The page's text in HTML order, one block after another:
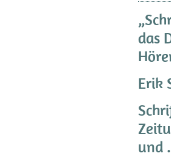
das
Erik
und